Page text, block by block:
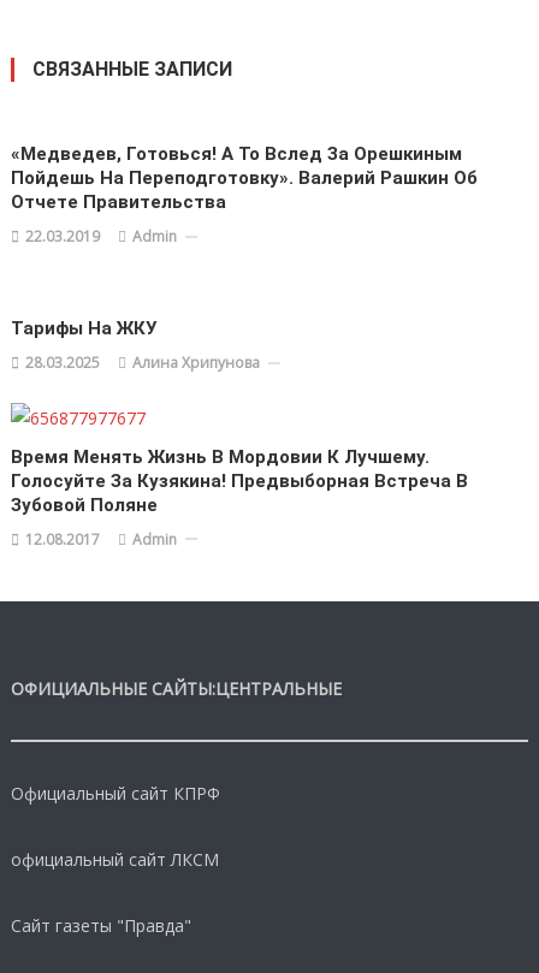
СВЯЗАННЫЕ ЗАПИСИ
«Медведев, Готовься! А То Вслед За Орешкиным
Пойдешь На Переподготовку». Валерий Рашкин Об
Отчете Правительства
22.03.2019 Admin
Тарифы На ЖКУ
28.03.2025 Алина Хрипунова
Время Менять Жизнь В Мордовии К Лучшему.
Голосуйте За Кузякина! Предвыборная Встреча В
Зубовой Поляне
12.08.2017 Admin
ОФИЦИАЛЬНЫЕ САЙТЫ:ЦЕНТРАЛЬНЫЕ
Официальный сайт КПРФ
официальный сайт ЛКСМ
Сайт газеты "Правда"